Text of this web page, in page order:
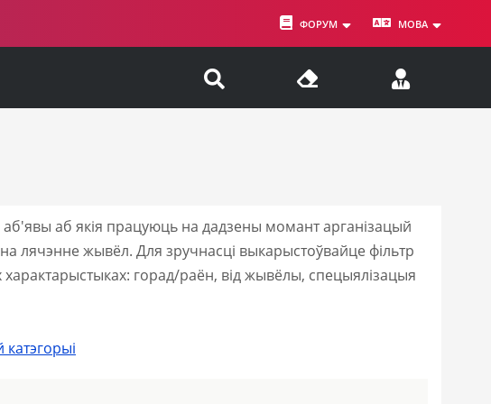
ФОРУМ МОВА
аб якія працуюць на дадзены момант арганізацый
на лячэнне жывёл. Для зручнасці выкарыстоўвайце фільтр
горад/раён, від жывёлы, спецыялізацыя